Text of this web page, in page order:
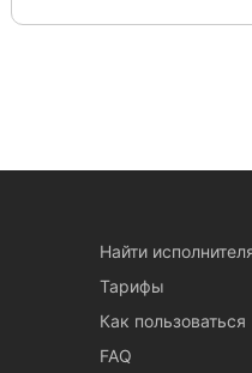
Найти
Тарифы
Как пользоваться
FAQ